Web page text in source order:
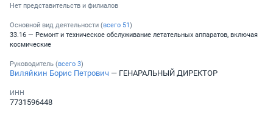
Нет представительств и филиалов
Основной вид деятельности (всего 51)
33.16 — Ремонт и техническое обслуживание летательных аппаратов, включая
космические
Руководитель (всего 3)
Виляйкин Борис Петрович — ГЕНАРАЛЬНЫЙ ДИРЕКТОР
ИНН
7731596448